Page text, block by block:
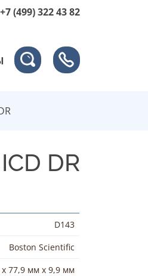
+7 (499) 322 43 82
DR
D143
Boston Scientific
77,9 мм x 9,9 мм